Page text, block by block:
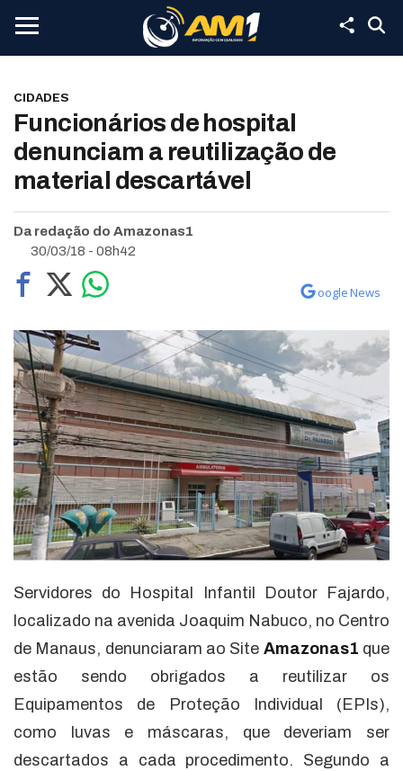
CIDADES
Funcionários de hospital
denunciam a reutilização de
material descartável
Da redação do Amazonas1
30/03/18 - 08h42
oogle News
Servidores do Hospital Infantil Doutor Fajardo,
localizado na avenida Joaquim Nabuco, no Centro
de Manaus, denunciaram ao Site Amazonas1 que
estão sendo obrigados a reutilizar os
Equipamentos de Proteção Individual (EPIs),
como luvas e máscaras, que deveriam ser
descartados a cada procedimento. Segundo a